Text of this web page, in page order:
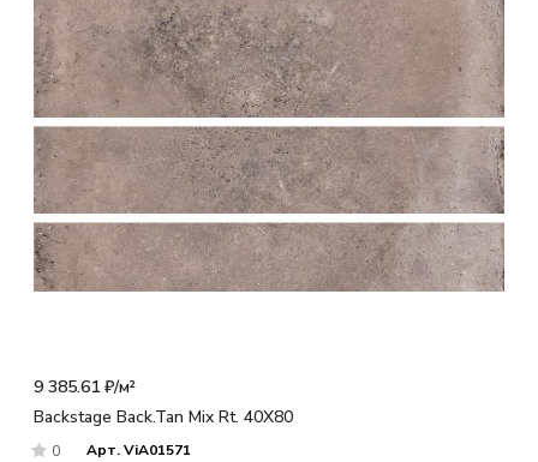
9 385.61 ₽/м²
Backstage Back.Tan Mix Rt. 40X80
0 Арт.ViA01571